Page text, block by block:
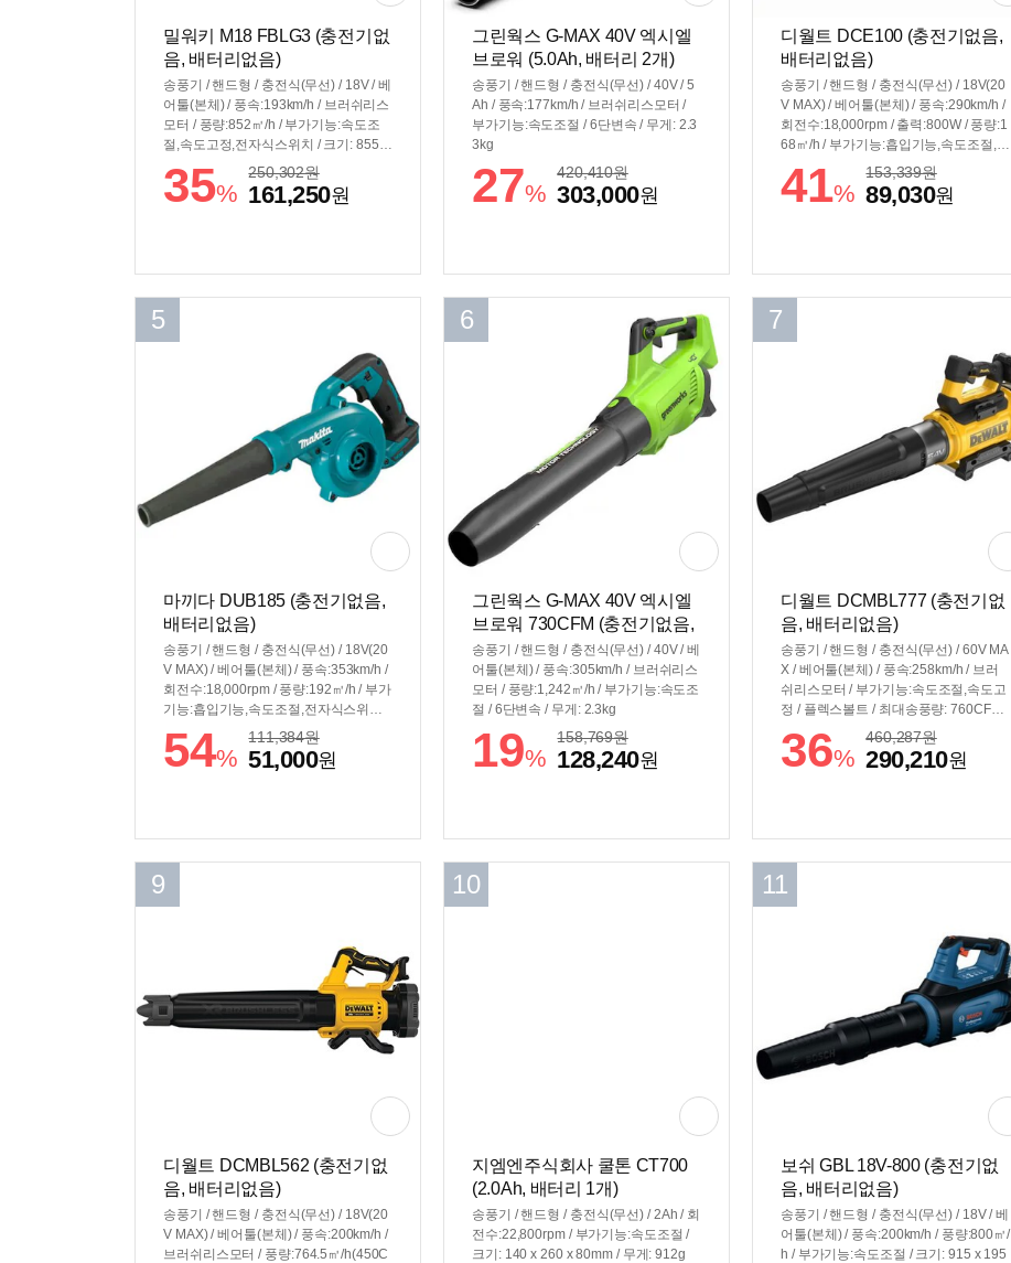
밀워키 M18 FBLG3 (충전기없
음, 배터리없음)
송풍기 / 핸드형 / 충전식(무선) / 18V / 베
어툴(본체) / 풍속:193km/h / 브러쉬리스
모터 / 풍량:852㎥/h / 부가기능:속도조
절,속도고정,전자식스위치 / 크기: 855 x
267 x 160mm / 무게: 2.3kg
35%
250,302원
161,250원
그린웍스 G-MAX 40V 엑시엘
브로워 (5.0Ah, 배터리 2개)
송풍기 / 핸드형 / 충전식(무선) / 40V / 5
Ah / 풍속:177km/h / 브러쉬리스모터 /
부가기능:속도조절 / 6단변속 / 무게: 2.3
3kg
27%
420,410원
303,000원
디월트 DCE100 (충전기없음,
배터리없음)
송풍기 / 핸드형 / 충전식(무선) / 18V(20
V MAX) / 베어툴(본체) / 풍속:290km/h /
회전수:18,000rpm / 출력:800W / 풍량:1
68㎥/h / 부가기능:흡입기능,속도조절,속
도고정 / 3단변속 / 작동시간:(4.0Ah)15
분 / 무게: 1.3kg
41%
153,339원
89,030원
5
마끼다 DUB185 (충전기없음,
배터리없음)
송풍기 / 핸드형 / 충전식(무선) / 18V(20
V MAX) / 베어툴(본체) / 풍속:353km/h /
회전수:18,000rpm / 풍량:192㎥/h / 부가
기능:흡입기능,속도조절,전자식스위치 /
3단변속 / 작동시간:(5.0Ah)17분 / 크기:
517 x 156 x 210mm / 무게: 1.9kg
54%
111,384원
51,000원
6
그린웍스 G-MAX 40V 엑시엘
브로워 730CFM (충전기없음,
배터리없음)
송풍기 / 핸드형 / 충전식(무선) / 40V / 베
어툴(본체) / 풍속:305km/h / 브러쉬리스
모터 / 풍량:1,242㎥/h / 부가기능:속도조
절 / 6단변속 / 무게: 2.3kg
19%
158,769원
128,240원
7
디월트 DCMBL777 (충전기없
음, 배터리없음)
송풍기 / 핸드형 / 충전식(무선) / 60V MA
X / 베어툴(본체) / 풍속:258km/h / 브러
쉬리스모터 / 부가기능:속도조절,속도고
정 / 플렉스볼트 / 최대송풍량: 760CFM /
크기: 870 x 340mm / 무게: 3.2kg
36%
460,287원
290,210원
9
디월트 DCMBL562 (충전기없
음, 배터리없음)
송풍기 / 핸드형 / 충전식(무선) / 18V(20
V MAX) / 베어툴(본체) / 풍속:200km/h /
브러쉬리스모터 / 풍량:764.5㎥/h(450C
10
지엠엔주식회사 쿨톤 CT700
(2.0Ah, 배터리 1개)
송풍기 / 핸드형 / 충전식(무선) / 2Ah / 회
전수:22,800rpm / 부가기능:속도조절 /
크기: 140 x 260 x 80mm / 무게: 912g
11
보쉬 GBL 18V-800 (충전기없
음, 배터리없음)
송풍기 / 핸드형 / 충전식(무선) / 18V / 베
어툴(본체) / 풍속:200km/h / 풍량:800㎥/
h / 부가기능:속도조절 / 크기: 915 x 195